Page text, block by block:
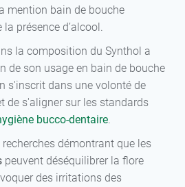
mention bain de bouche
présence d’alcool.
la composition du Synthol a
de son usage en bain de bouche
s'inscrit dans une volonté de
de s'aligner sur les standards
bucco-dentaire
démontrant que les
peuvent déséquilibrer la flore
des irritations des